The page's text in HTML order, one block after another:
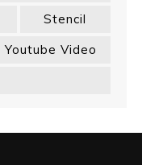
Stencil
Youtube Video